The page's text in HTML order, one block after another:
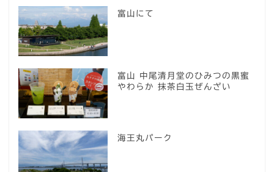
富山にて
富山 中尾清月堂のひみつの黒蜜
やわらか 抹茶白玉ぜんざい
海王丸パーク